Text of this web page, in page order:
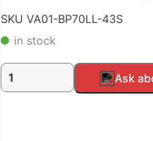
SKU VA01-BP70LL-43S
in stock
produkto
kiekis:
Ask
Alternative: